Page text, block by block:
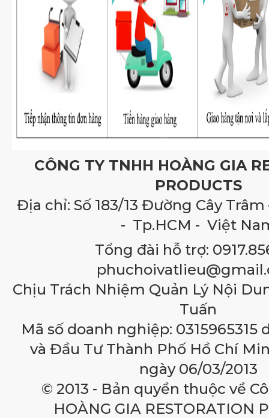
CÔNG TY TNHH HOÀNG GIA
PRODUCTS
Địa chỉ: Số 183/13 Đường Cây Trâm
- Tp.HCM - Việt
Tổng đài hỗ trợ:
Chịu Trách Nhiệm Quản Lý Nội
Tuấn
Mã số doanh nghiệp: 0315965315
và Đầu Tư Thành Phố Hồ Chí
ngày 06/03/2013
© 2013 - Bản quyền thuộc về
HOÀNG GIA RESTORATION